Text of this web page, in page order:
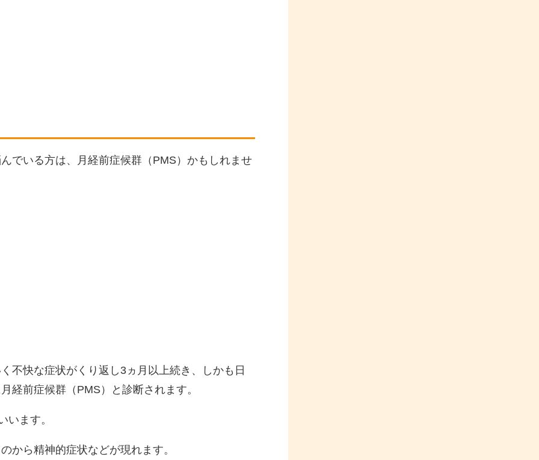
でいる方は、月経前症候群（PMS）かもしれませ
不快な症状がくり返し3ヵ月以上続き、しかも日
経前症候群（PMS）と診断されます。
います。
から精神的症状などが現れます。